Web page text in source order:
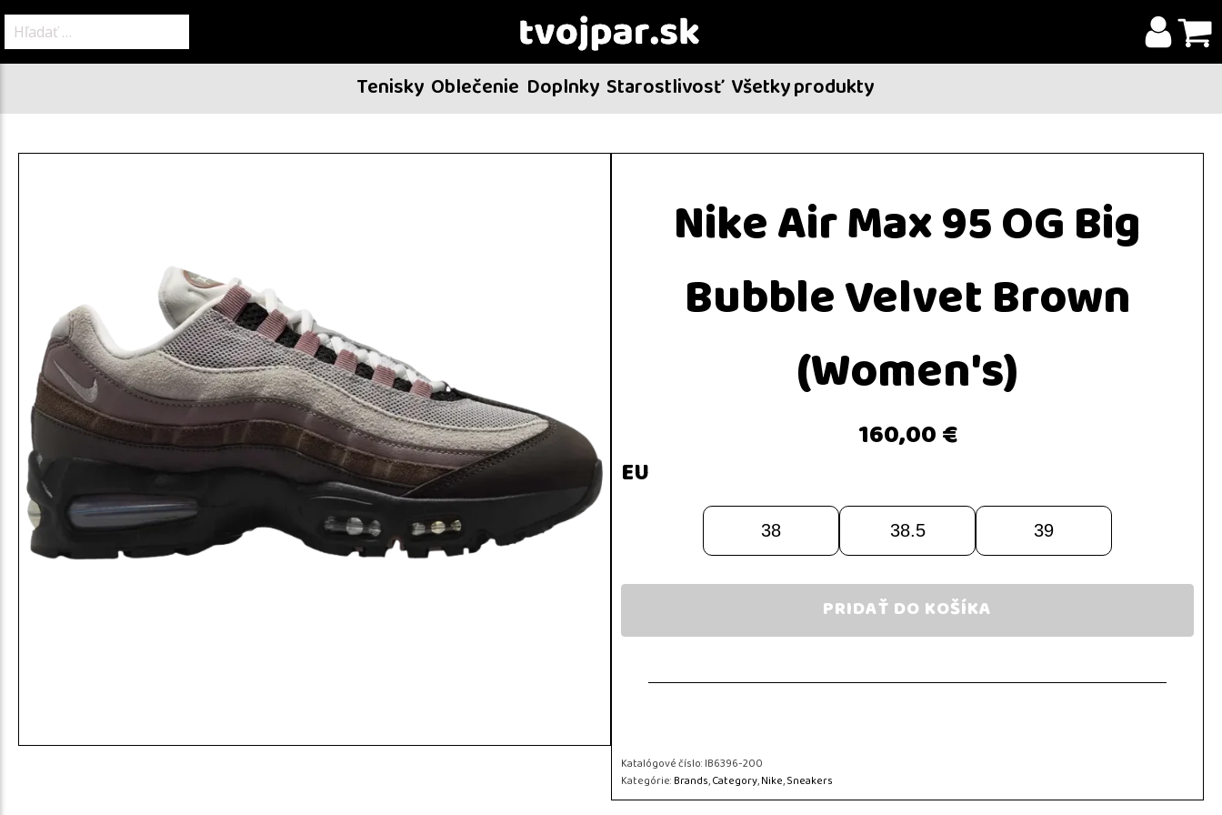
Tenisky Oblečenie Doplnky Starostlivosť Všetky produkty
Nike Air Max 95 OG Big
Bubble Velvet Brown
(Women's)
160,00 €
EU
38 38.5 39
PRIDAŤ DO KOŠÍKA
Katalógové číslo:IB6396-200
Kategórie:Brands,Category,Nike,Sneakers